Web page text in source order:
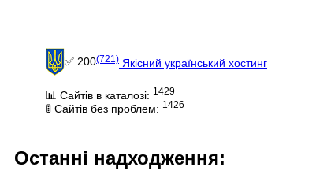
✅ 200(721) Якісний український хостинг
📊 Сайтів в каталозі: 1429
🚦 Сайтів без проблем: 1426
Останні надходження: